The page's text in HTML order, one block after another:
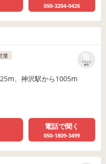
050-3204-0426
リストに
保存
業
、神沢駅から1005m
電話で聞く
050-1809-3499